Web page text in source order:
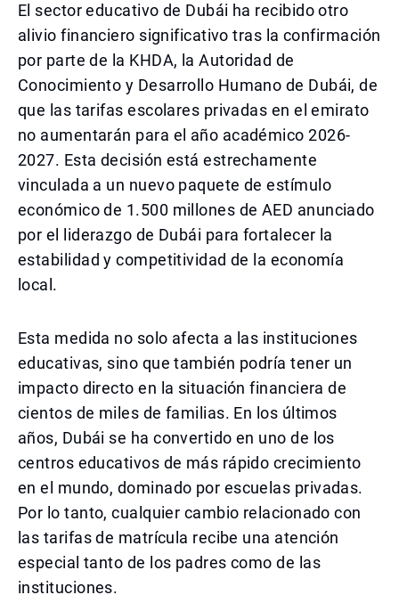
El sector educativo de Dubái ha recibido otro
alivio financiero significativo tras la confirmación
por parte de la KHDA, la Autoridad de
Conocimiento y Desarrollo Humano de Dubái, de
que las tarifas escolares privadas en el emirato
no aumentarán para el año académico 2026-
2027. Esta decisión está estrechamente
vinculada a un nuevo paquete de estímulo
económico de 1.500 millones de AED anunciado
por el liderazgo de Dubái para fortalecer la
estabilidad y competitividad de la economía
local.
Esta medida no solo afecta a las instituciones
educativas, sino que también podría tener un
impacto directo en la situación financiera de
cientos de miles de familias. En los últimos
años, Dubái se ha convertido en uno de los
centros educativos de más rápido crecimiento
en el mundo, dominado por escuelas privadas.
Por lo tanto, cualquier cambio relacionado con
las tarifas de matrícula recibe una atención
especial tanto de los padres como de las
instituciones.